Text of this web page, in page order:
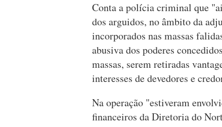
Conta a polícia criminal que
dos arguidos, no âmbito da
incorporados nas massas
abusiva dos poderes
massas, serem retiradas
interesses de devedores e
Na operação "estiveram
financeiros da Diretoria do